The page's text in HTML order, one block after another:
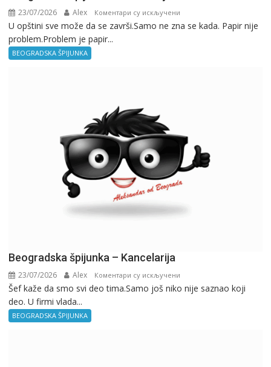
23/07/2026 Alex Коментари су искључени
Beogradska
U opštini sve može da se završi.Samo ne zna se kada. Papir nije
problem.Problem je papir...
BEOGRADSKA ŠPIJUNKA
Beogradska špijunka – Kancelarija
23/07/2026 Alex Коментари су искључени
Beogradska
Šef kaže da smo svi deo tima.Samo još niko nije saznao koji
deo. U firmi vlada...
BEOGRADSKA ŠPIJUNKA